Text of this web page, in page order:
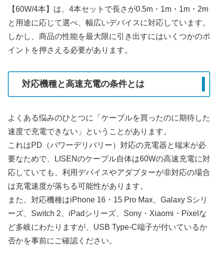
【60W/4本】 は、4本セットで長さが0.5m・1m・1m・2m
と用途に応じて選べ、幅広いデバイスに対応しています。
しかし、商品の性能を最大限に引き出すにはいくつかのポ
イントを押さえる必要があります。
対応機種と高速充電の条件とは
よくある悩みのひとつに「ケーブルを買ったのに期待した
速度で充電できない」ということがあります。
これはPD（パワーデリバリー）対応の充電器と端末が必
要なためで、LISENのケーブル自体は60Wの高速充電に対
応していても、利用デバイスやアダプターが非対応の場合
は充電速度が落ちる可能性があります。
また、対応機種はiPhone 16・15 Pro Max、Galaxy Sシリ
ーズ、Switch 2、iPadシリーズ、Sony・Xiaomi・Pixelな
ど多岐にわたりますが、USB Type-C端子が付いているか
否かを事前にご確認ください。